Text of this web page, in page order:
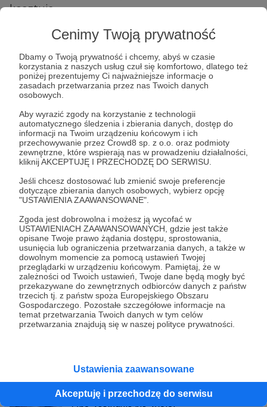
Cenimy Twoją prywatność
Dbamy o Twoją prywatność i chcemy, abyś w czasie
korzystania z naszych usług czuł się komfortowo, dlatego też
poniżej prezentujemy Ci najważniejsze informacje o
zasadach przetwarzania przez nas Twoich danych
osobowych.
Aby wyrazić zgody na korzystanie z technologii
automatycznego śledzenia i zbierania danych, dostęp do
informacji na Twoim urządzeniu końcowym i ich
przechowywanie przez Crowd8 sp. z o.o. oraz podmioty
zewnętrzne, które wspierają nas w prowadzeniu działalności,
kliknij AKCEPTUJĘ I PRZECHODZĘ DO SERWISU.
Jeśli chcesz dostosować lub zmienić swoje preferencje
dotyczące zbierania danych osobowych, wybierz opcję
"USTAWIENIA ZAAWANSOWANE".
Zgoda jest dobrowolna i możesz ją wycofać w
USTAWIENIACH ZAAWANSOWANYCH, gdzie jest także
opisane Twoje prawo żądania dostępu, sprostowania,
usunięcia lub ograniczenia przetwarzania danych, a także w
dowolnym momencie za pomocą ustawień Twojej
przeglądarki w urządzeniu końcowym. Pamiętaj, że w
zależności od Twoich ustawień, Twoje dane będą mogły być
przekazywane do zewnętrznych odbiorców danych z państw
trzecich tj. z państw spoza Europejskiego Obszaru
Gospodarczego. Pozostałe szczegółowe informacje na
temat przetwarzania Twoich danych w tym celów
przetwarzania znajdują się w naszej polityce prywatności.
Ustawienia zaawansowane
Akceptuję i przechodzę do serwisu
kosztuje.
Zostań Naszym Patronem i pomóż nam IM
POMAGAC!
pomocdlapsow
schronisko schroniskopegasus
Udostępnij
Schronisko Pegasus
Zobacz profil autora
Zobacz również
Ponad 100 dni Walk na Ukrainie to Ponad
100 Dni Cierpienia Niewinnych